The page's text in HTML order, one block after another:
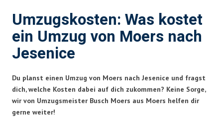
Umzugskosten: Was kostet
ein Umzug von Moers nach
Jesenice
Du planst einen Umzug von Moers nach Jesenice und fragst
dich, welche Kosten dabei auf dich zukommen? Keine Sorge,
wir von Umzugsmeister Busch Moers aus Moers helfen dir
gerne weiter!